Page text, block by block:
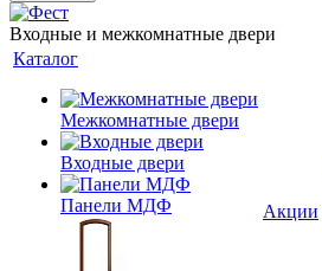
Входные и межкомнатные двери
Каталог
Межкомнатные двери
Входные двери
Панели МДФ Акции